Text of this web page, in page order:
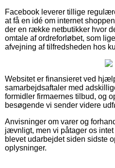
Facebook leverer tillige
at få en idé om internet
der en række netbutikker hvor
omtale af ordreforløbet, som
afvejning af tilfredsheden hos
Websitet er finansieret ved
samarbejdsaftaler med
formidler firmaernes tilbud, og
besøgende vi sender videre
Anvisninger om varer og
jævnligt, men vi påtager os
blevet udarbejdet siden sidste
oplysninger.